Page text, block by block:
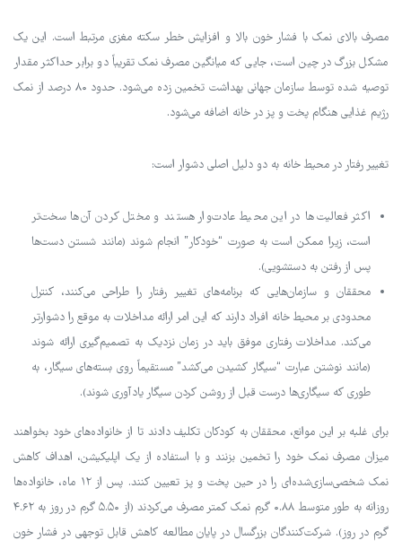
مصرف بالای نمک با فشار خون بالا و افزایش خطر سکته مغزی مرتبط است. این یک
مشکل بزرگ در چین است، جایی که میانگین مصرف نمک تقریباً دو برابر حداکثر مقدار
توصیه شده توسط سازمان جهانی بهداشت تخمین زده می‌شود. حدود ۸۰ درصد از نمک
رژیم غذایی هنگام پخت و پز در خانه اضافه می‌شود.
تغییر رفتار در محیط خانه به دو دلیل اصلی دشوار است:
اکثر فعالیت‌ها در این محیط عادت‌وار هستند و مختل کردن آن‌ها سخت‌تر
است، زیرا ممکن است به صورت “خودکار” انجام شوند (مانند شستن دست‌ها
پس از رفتن به دستشویی).
محققان و سازمان‌هایی که برنامه‌های تغییر رفتار را طراحی می‌کنند، کنترل
محدودی بر محیط خانه افراد دارند که این امر ارائه مداخلات به موقع را دشوارتر
می‌کند. مداخلات رفتاری موفق باید در زمان نزدیک به تصمیم‌گیری ارائه شوند
(مانند نوشتن عبارت “سیگار کشیدن می‌کشد” مستقیماً روی بسته‌های سیگار، به
طوری که سیگاری‌ها درست قبل از روشن کردن سیگار یادآوری شوند).
برای غلبه بر این موانع، محققان به کودکان تکلیف دادند تا از خانواده‌های خود بخواهند
میزان مصرف نمک خود را تخمین بزنند و با استفاده از یک اپلیکیشن، اهداف کاهش
نمک شخصی‌سازی‌شده‌ای را در حین پخت و پز تعیین کنند. پس از ۱۲ ماه، خانواده‌ها
روزانه به طور متوسط ۰.۸۸ گرم نمک کمتر مصرف می‌کردند (از ۵.۵۰ گرم در روز به ۴.۶۲
گرم در روز). شرکت‌کنندگان بزرگسال در پایان مطالعه کاهش قابل توجهی در فشار خون